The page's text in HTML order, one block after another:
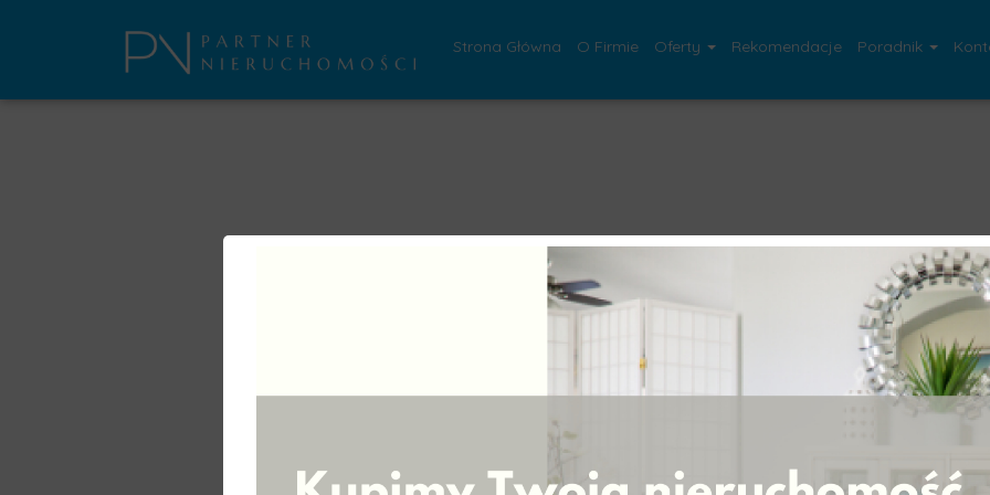
Strona Główna O Firmie Oferty Rekomendacje Poradnik